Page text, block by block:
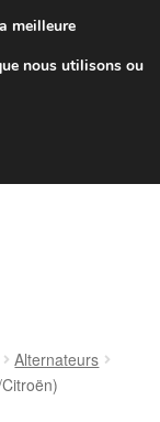
7 EUR
à 16 h
Alternateurs
meilleure
nous utilisons ou